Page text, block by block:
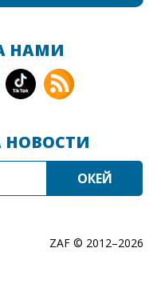
НАМИ
НОВОСТИ
ZAF © 2012–2026